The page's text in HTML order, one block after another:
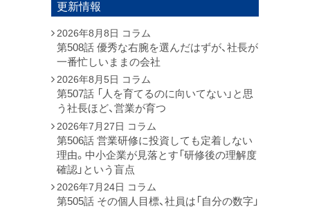
更新情報
2026年8月8日 コラム
第508話 優秀な右腕を選んだはずが、社長が
一番忙しいままの会社
2026年8月5日 コラム
第507話 「人を育てるのに向いてない」と思
う社長ほど、営業が育つ
2026年7月27日 コラム
第506話 営業研修に投資しても定着しない
理由。中小企業が見落とす「研修後の理解度
確認」という盲点
2026年7月24日 コラム
第505話 その個人目標、社員は「自分の数字」